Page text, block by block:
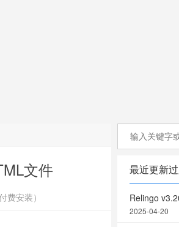
文件
安装）
最近更新
Relingo
2025-04-20